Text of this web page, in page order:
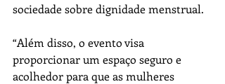
sociedade sobre dignidade menstrual.
“Além disso, o evento visa
proporcionar um espaço seguro e
acolhedor para que as mulheres